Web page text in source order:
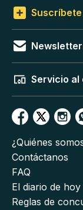
Suscríbete
Servicio al
¿Quiénes
Contáctanos
FAQ
El diario de hoy
Reglas de